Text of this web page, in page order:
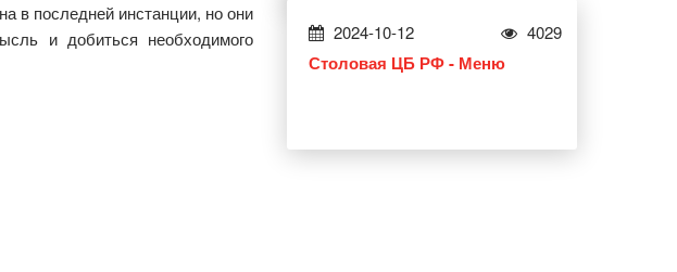
в последней инстанции, но они
и добиться необходимого
2024-10-12 4029
Столовая ЦБ РФ - Меню